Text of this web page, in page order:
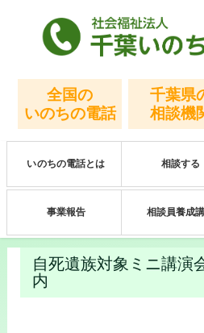
全国の
いのちの電話
千葉県
相談機
いのちの電話とは 相談する
事業報告 相談員養成
自死遺族対象ミニ講演
内